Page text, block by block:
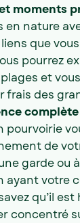
moments
en nature
que
pourrez
et
frais des
pourvoirie
de
garde ou
ayant votre
qu’il
concentré